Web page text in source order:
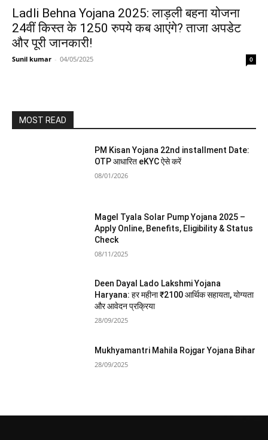
Ladli Behna Yojana 2025: लाड़ली बहना योजना
24वीं किस्त के 1250 रुपये कब आएंगे? ताजा अपडेट
और पूरी जानकारी!
Sunil kumar - 04/05/2025 0
MOST READ
PM Kisan Yojana 22nd installment Date:
OTP आधारित eKYC ऐसे करें
08/01/2026
Magel Tyala Solar Pump Yojana 2025 –
Apply Online, Benefits, Eligibility & Status
Check
08/11/2025
Deen Dayal Lado Lakshmi Yojana
Haryana: हर महीना ₹2100 आर्थिक सहायता, योग्यता
और आवेदन प्रक्रिया
28/09/2025
Mukhyamantri Mahila Rojgar Yojana Bihar
28/09/2025